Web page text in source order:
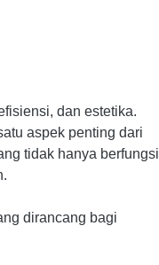
dan estetika.
aspek penting dari
tidak hanya berfungsi
dirancang bagi